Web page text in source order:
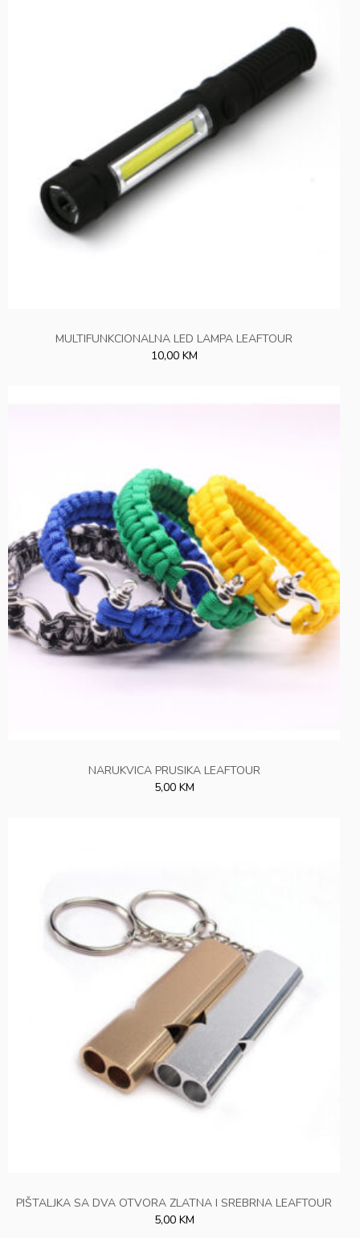
MULTIFUNKCIONALNA LED LAMPA LEAFTOUR
10,00 KM
NARUKVICA PRUSIKA LEAFTOUR
5,00 KM
PIŠTALJKA SA DVA OTVORA ZLATNA I SREBRNA LEAFTOUR
5,00 KM